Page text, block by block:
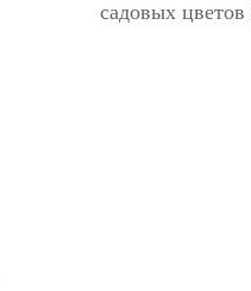
садовых цветов